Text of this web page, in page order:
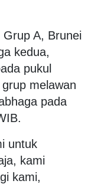
A, Brunei
kedua,
pukul
melawan
pada
untuk
kami
kami,